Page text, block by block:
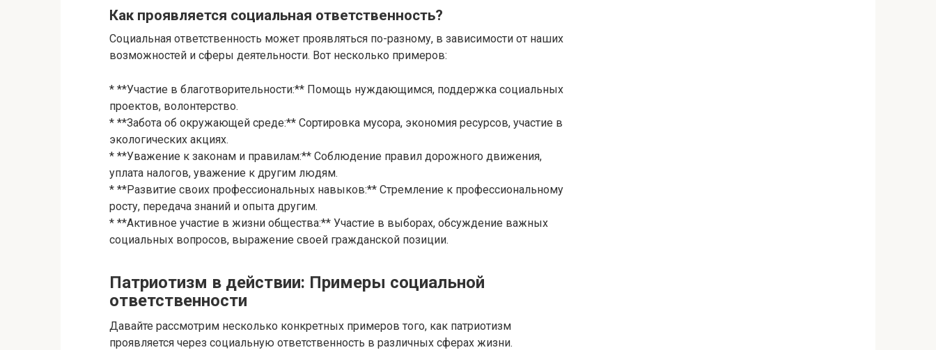
Как проявляется социальная ответственность?
Социальная ответственность может проявляться по-разному, в зависимости от наших
возможностей и сферы деятельности. Вот несколько примеров:
* **Участие в благотворительности:** Помощь нуждающимся, поддержка социальных
проектов, волонтерство.
* **Забота об окружающей среде:** Сортировка мусора, экономия ресурсов, участие в
экологических акциях.
* **Уважение к законам и правилам:** Соблюдение правил дорожного движения,
уплата налогов, уважение к другим людям.
* **Развитие своих профессиональных навыков:** Стремление к профессиональному
росту, передача знаний и опыта другим.
* **Активное участие в жизни общества:** Участие в выборах, обсуждение важных
социальных вопросов, выражение своей гражданской позиции.
Патриотизм в действии: Примеры социальной
ответственности
Давайте рассмотрим несколько конкретных примеров того, как патриотизм
проявляется через социальную ответственность в различных сферах жизни.